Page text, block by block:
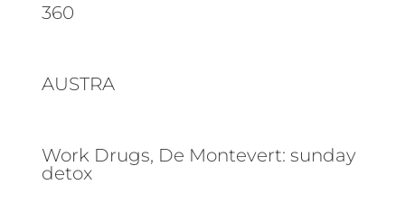
360
AUSTRA
Work Drugs, De Montevert: sunday
detox